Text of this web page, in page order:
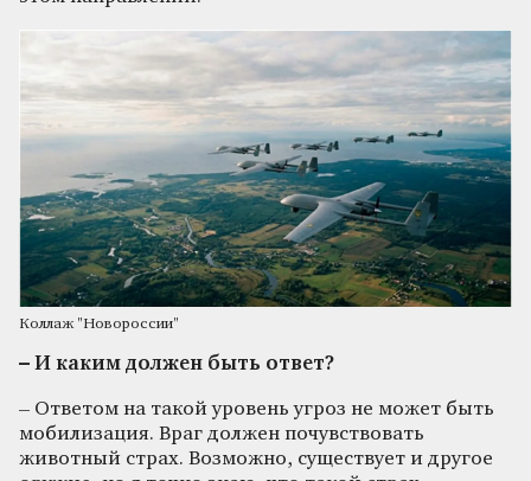
Коллаж "Новороссии"
– И каким должен быть ответ?
– Ответом на такой уровень угроз не может быть
мобилизация. Враг должен почувствовать
животный страх. Возможно, существует и другое